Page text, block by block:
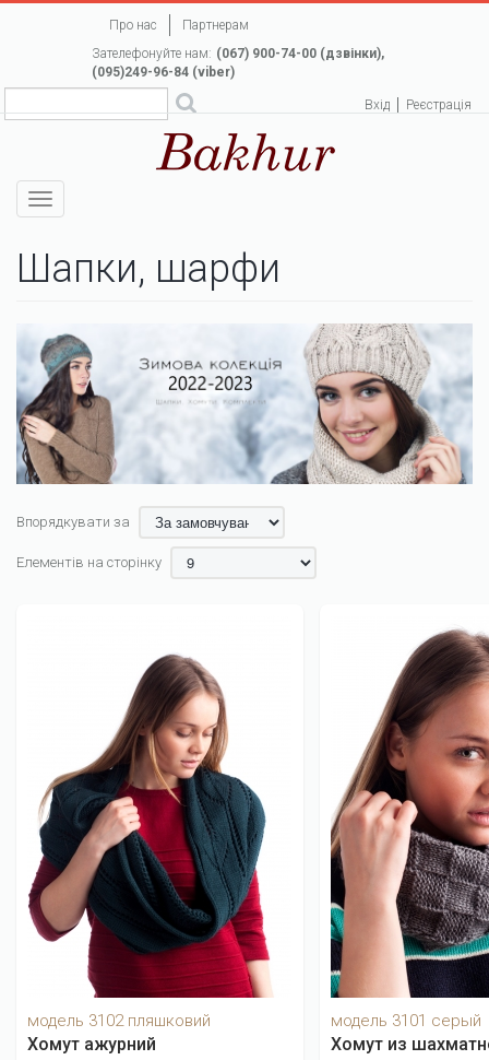
Про нас
Партнерам
Зателефонуйте нам: (067) 900-74-00 (дзвінки),
(095)249-96-84 (viber)
Вхід Реєстрація
Toggle
navigation
Шапки, шарфи
Впорядкувати за
Елементів на сторінку
модель 3102 пляшковий
Хомут ажурний
модель 3101 серый
Хомут из